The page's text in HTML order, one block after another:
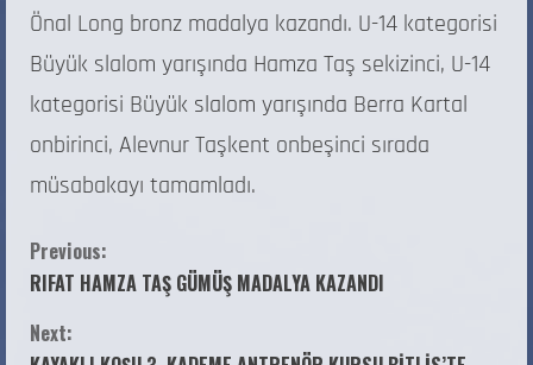
Önal Long bronz madalya kazandı. U-14 kategorisi
Büyük slalom yarışında Hamza Taş sekizinci, U-14
kategorisi Büyük slalom yarışında Berra Kartal
onbirinci, Alevnur Taşkent onbeşinci sırada
müsabakayı tamamladı.
Previous:
RIFAT HAMZA TAŞ GÜMÜŞ MADALYA KAZANDI
Next: